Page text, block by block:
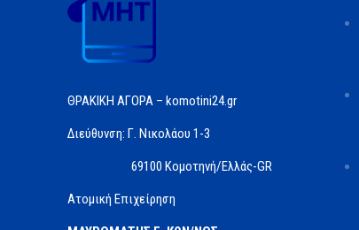
ΘΡΑΚΙΚΗ ΑΓΟΡΑ – komotini24.gr
Διεύθυνση: Γ. Νικολάου 1-3
69100 Κομοτηνή/Ελλάς-GR
Ατομική Επιχείρηση